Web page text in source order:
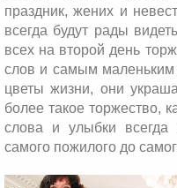
праздник, жених и
всегда будут рады
всех на второй день
слов и самым маленьким
цветы жизни, они
более такое торжество,
слова и улыбки
самого пожилого до